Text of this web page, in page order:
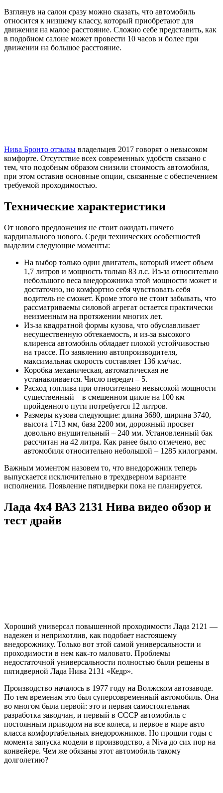
Взглянув на салон сразу можно сказать, что автомобиль
относится к низшему классу, который приобретают для
движения на малое расстояние. Сложно себе представить, как
в подобном салоне может провести 10 часов и более при
движении на большое расстояние.
Нива Бронто отзывы владельцев 2017 говорят о невысоком
комфорте. Отсутствие всех современных удобств связано с
тем, что подобным образом снизили стоимость автомобиля,
при этом оставив основные опции, связанные с обеспечением
требуемой проходимостью.
Технические характеристики
От нового предложения не стоит ожидать ничего
кардинального нового. Среди технических особенностей
выделим следующие моменты:
На выбор только один двигатель, который имеет объем
1,7 литров и мощность только 83 л.с. Из-за относительно
небольшого веса внедорожника этой мощности может и
достаточно, но комфортно себя чувствовать себя
водитель не сможет. Кроме этого не стоит забывать, что
рассматриваемы силовой агрегат остается практически
неизменным на протяжении многих лет.
Из-за квадратной формы кузова, что обуславливает
несущественную обтекаемость, и из-за высокого
клиренса автомобиль обладает плохой устойчивостью
на трассе. По заявлению автопроизводителя,
максимальная скорость составляет 136 км/час.
Коробка механическая, автоматическая не
устанавливается. Число передач – 5.
Расход топлива при относительно невысокой мощности
существенный – в смешенном цикле на 100 км
пройденного пути потребуется 12 литров.
Размеры кузова следующие: длина 3680, ширина 3740,
высота 1713 мм, база 2200 мм, дорожный просвет
довольно внушительный – 240 мм. Установленный бак
рассчитан на 42 литра. Как ранее было отмечено, вес
автомобиля относительно небольшой – 1285 килограмм.
Важным моментом назовем то, что внедорожник теперь
выпускается исключительно в трехдверном варианте
исполнения. Появление пятидверки пока не планируется.
Лада 4х4 ВАЗ 2131 Нива видео обзор и
тест драйв
Хороший универсал повышенной проходимости Лада 2121 —
надежен и неприхотлив, как подобает настоящему
внедорожнику. Только вот этой самой универсальности и
проходимости в нем как-то маловато. Проблемы
недостаточной универсальности полностью были решены в
пятидверной Лада Нива 2131 «Кедр».
Производство началось в 1977 году на Волжском автозаводе.
По тем временам это был суперсовременный автомобиль. Она
во многом была первой: это и первая самостоятельная
разработка заводчан, и первый в СССР автомобиль с
постоянным приводом на все колеса, и первое в мире авто
класса комфортабельных внедорожников. Но прошли годы с
момента запуска модели в производство, а Niva до сих пор на
конвейере. Чем же обязаны этот автомобиль такому
долголетию?